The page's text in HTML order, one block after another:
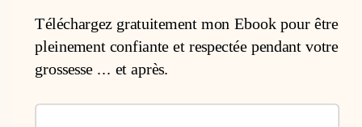
Téléchargez gratuitement mon Ebook pour être
pleinement confiante et respectée pendant votre
grossesse ... et après.